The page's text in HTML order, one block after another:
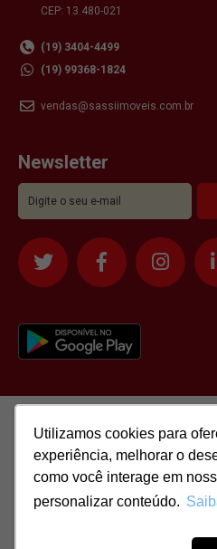
Utilizamos cookies para
experiência, melhorar o
como você interage em
personalizar conteúdo.
Utilizamos cookies para
experiência, melhorar o
como você interage em
personalizar conteúdo.
CEP: 13.480-021
(19) 3404-4499
(19) 99368-1824
vendas@sassiimoveis.com.br
Newsletter
51.417.293/0001-48 |